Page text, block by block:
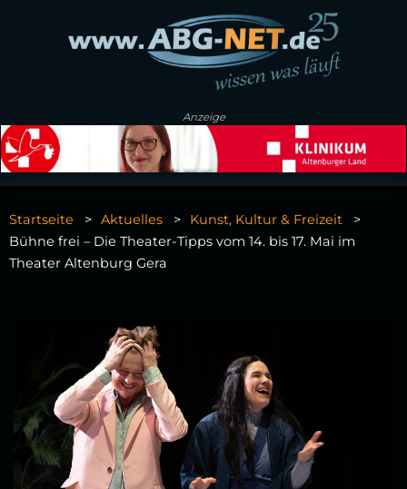
Anzeige
Startseite Aktuelles
Kunst, Kultur & Freizeit
Bühne frei – Die Theater-Tipps vom 14. bis 17. Mai im
Theater Altenburg Gera